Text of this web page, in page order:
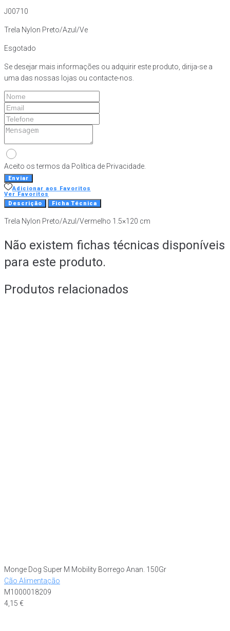
J00710
Trela Nylon Preto/Azul/Ve
Esgotado
Se desejar mais informações ou adquirir este produto, dirija-se a
uma das nossas lojas ou contacte-nos.
Aceito os termos da Política de Privacidade.
Enviar
Adicionar aos Favoritos
Ver Favoritos
Descrição
Ficha Técnica
Trela Nylon Preto/Azul/Vermelho 1.5×120 cm
Não existem fichas técnicas disponíveis
para este produto.
Produtos relacionados
Monge Dog Super M Mobility Borrego Anan. 150Gr
Cão Alimentação
M1000018209
4,15 €